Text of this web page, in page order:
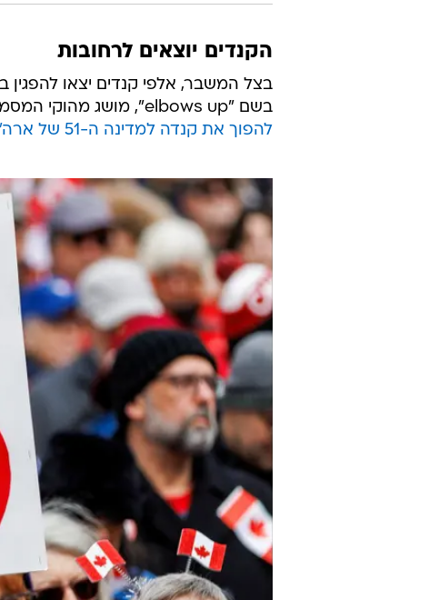
הקנדים יוצאים לרחובות
בצל המשבר, אלפי קנדים יצאו
בשם "elbows up", מושג מהוקי המסמל מאבק אגרסיבי, במחאה על דבריו של טראמפ
להפוך את קנדה למדינה ה-51 של ארה"ב